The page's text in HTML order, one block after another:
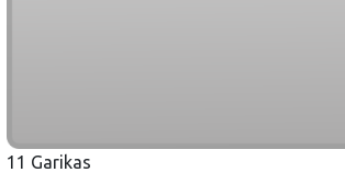
11 Garikas